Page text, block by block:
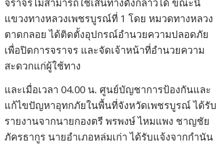
แขวงทางหลวงเพชรบูรณ์ที่ 1 โดย หมวดทางหลวง
ตาดกลอย ได้ติดตั้งอุปกรณ์อำนวยความปลอดภัย
เพื่อปิดการจราจร และจัดเจ้าหน้าที่อำนวยความ
สะดวกแก่ผู้ใช้ทาง
และเมื่อเวลา 04.00 น. ศูนย์บัญชาการป้องกันและ
แก้ไขปัญหาอุทกภัยในพื้นที่จังหวัดเพชรบูรณ์ ได้รับ
รายงานจากนายกองตรี พรพงษ์ ไหมแพง ชาญชัย
ภัครธากูร นายอำเภอหล่มเก่า ได้รับแจ้งจากกำนัน